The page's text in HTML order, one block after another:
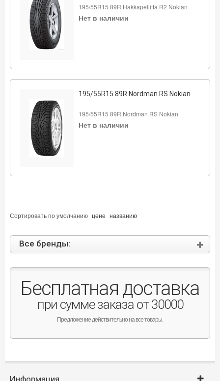
195/55R15 89R Hakkapeliitta R2 Nokian
Нет в наличии
195/55R15 89R Nordman RS Nokian
195/55R15 89R Nordman RS Nokian
Нет в наличии
Сортировать поумолчанию цене названию
Все бренды:
Бесплатная доставка
при сумме заказа от 30000
Предложение действительно на все товары.